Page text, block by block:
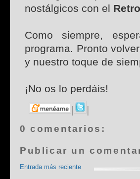
nostálgicos con el
Como siempre,
programa. Pronto
y nuestro toque de
¡No os lo perdáis!
|
|
0 comentarios:
Publicar un
Entrada más reciente